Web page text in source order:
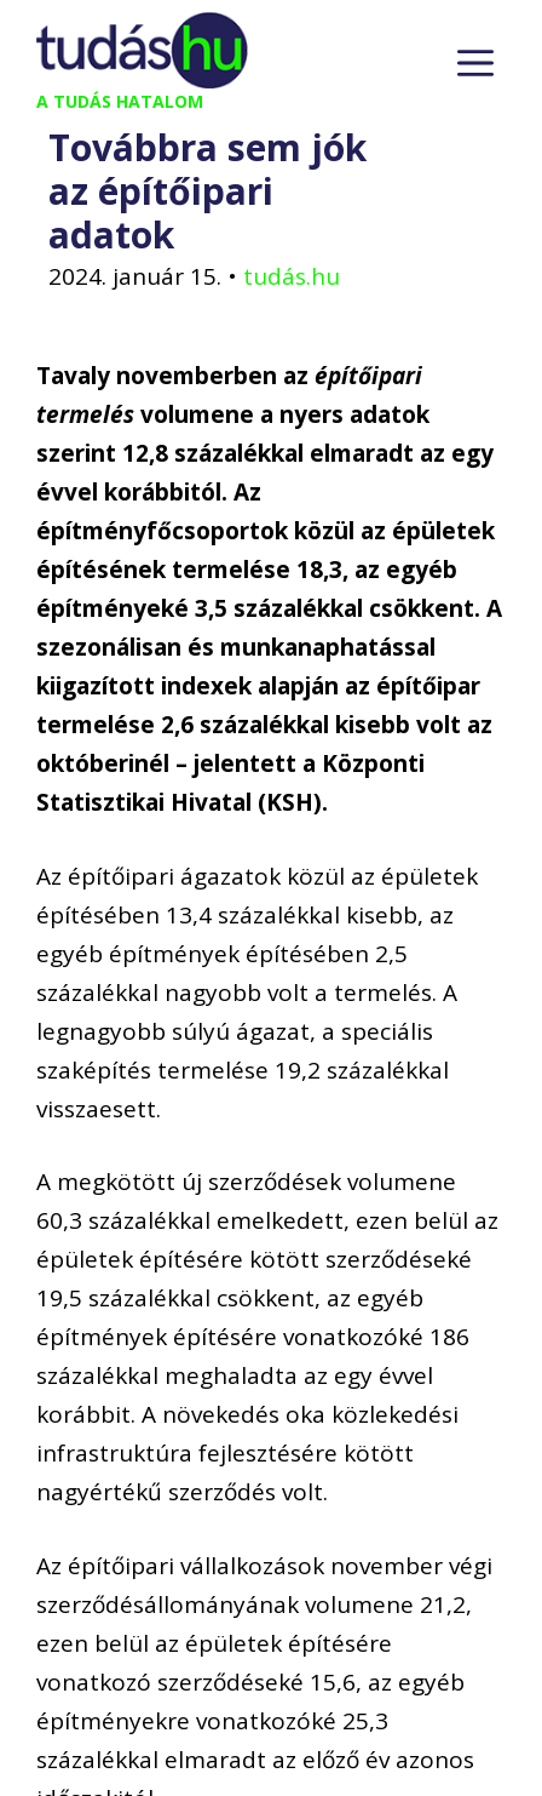
Kilépés
tartalomba
A TUDÁS HATALOM
Továbbra sem jók
az építőipari
adatok
2024. január 15. • tudás.hu
Tavaly novemberben az építőipari
termelésvolumene a nyers adatok
szerint 12,8 százalékkal elmaradt az egy
évvel korábbitól. Az
építményfőcsoportok közül az épületek
építésének termelése 18,3, az egyéb
építményeké 3,5 százalékkal csökkent. A
szezonálisan és munkanaphatással
kiigazított indexek alapján az építőipar
termelése 2,6 százalékkal kisebb volt az
októberinél – jelentett a Központi
Statisztikai Hivatal (KSH).
Az építőipari ágazatok közül az épületek
építésében 13,4 százalékkal kisebb, az
egyéb építmények építésében 2,5
százalékkal nagyobb volt a termelés. A
legnagyobb súlyú ágazat, a speciális
szaképítés termelése 19,2 százalékkal
visszaesett.
A megkötött új szerződések volumene
60,3 százalékkal emelkedett, ezen belül az
épületek építésére kötött szerződéseké
19,5 százalékkal csökkent, az egyéb
építmények építésére vonatkozóké 186
százalékkal meghaladta az egy évvel
korábbit. A növekedés oka közlekedési
infrastruktúra fejlesztésére kötött
nagyértékű szerződés volt.
Az építőipari vállalkozások november végi
szerződésállományának volumene 21,2,
ezen belül az épületek építésére
vonatkozó szerződéseké 15,6, az egyéb
építményekre vonatkozóké 25,3
százalékkal elmaradt az előző év azonos